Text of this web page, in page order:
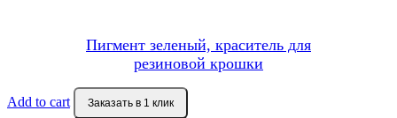
Пигмент зеленый, краситель для
резиновой крошки
Add to cart Заказать в 1 клик